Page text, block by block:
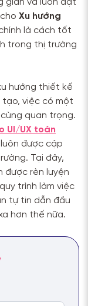
gian và luôn đặt
Xu hướng
là cách tốt
trong thị trường
hướng thiết kế
tạo, việc có một
quan trọng.
UI/UX toàn
được cập
Tại đây,
được rèn luyện
trình làm việc
tự tin dẫn đầu
hơn thế nữa.